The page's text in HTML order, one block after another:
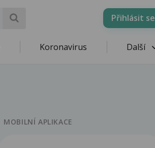
Přihlásit se
Koronavirus Další
MOBILNÍ APLIKACE